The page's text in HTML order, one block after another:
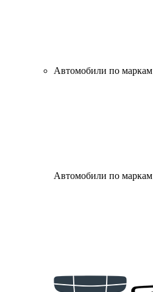
Автомобили по маркам
Автомобили по маркам